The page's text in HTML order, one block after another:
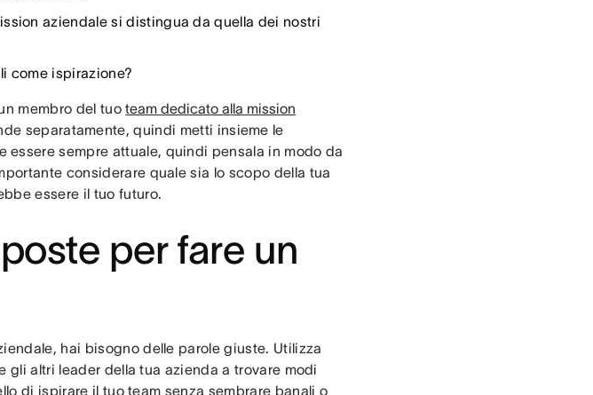
aziendale si distingua da quella dei nostri
come ispirazione?
membro del tuoteam dedicato alla mission
separatamente, quindi metti insieme le
essere sempre attuale, quindi pensala in modo da
considerare quale sia lo scopo della tua
essere il tuo futuro.
per fare un
hai bisogno delle parole giuste. Utilizza
gli altri leader della tua azienda a trovare modi
di ispirare il tuo team senza sembrare banali o